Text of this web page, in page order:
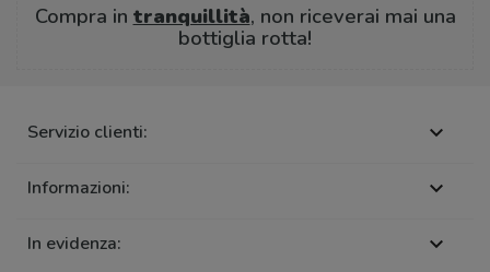
Compra in tranquillità, non riceverai mai una
bottiglia rotta!
Servizio clienti: 
Informazioni: 
In evidenza: 